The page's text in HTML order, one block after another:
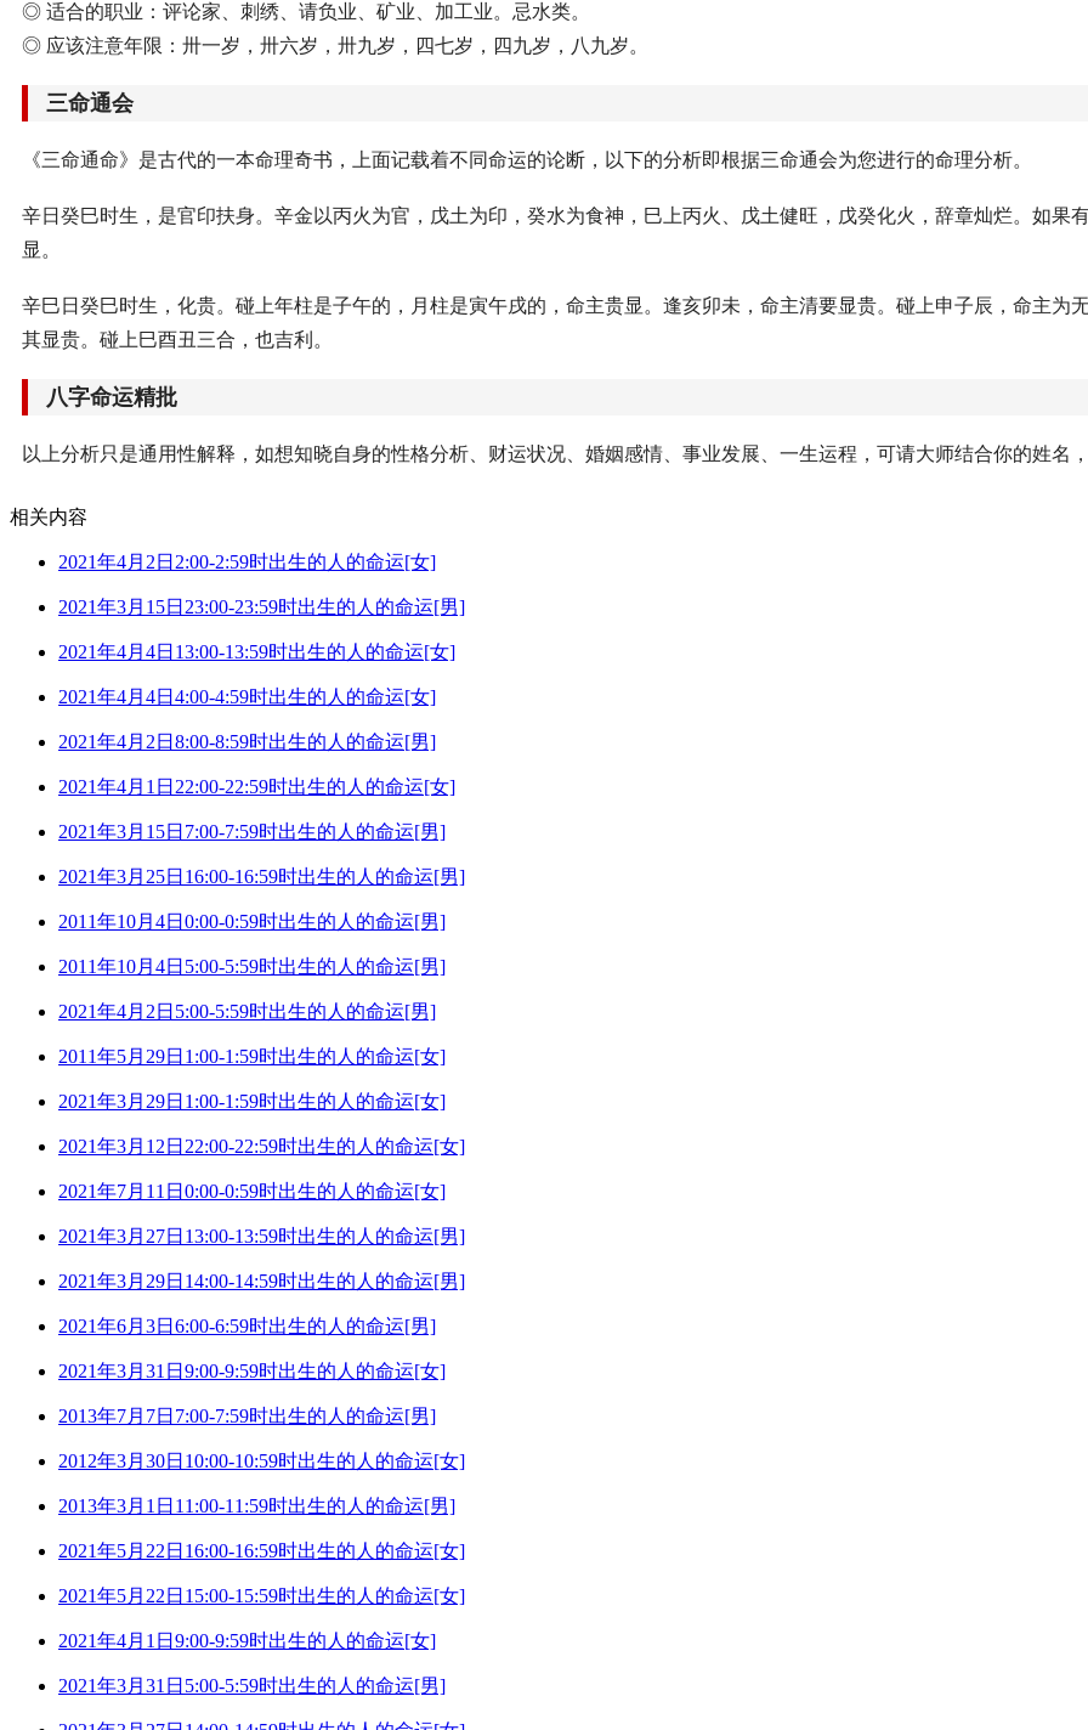
◎ 适合的职业：评论家、刺绣、请负业、矿业、加工业。忌水类。
◎ 应该注意年限：卅一岁，卅六岁，卅九岁，四七岁，四九岁，八九岁。
三命通会
《三命通命》是古代的一本命理奇书，上面记载着不同命运的论断，以下的分析即根据三命通会为您进行的命理分析。
辛日癸巳时生，是官印扶身。辛金以丙火为官，戊土为印，癸水为食神，巳上丙火、戊土健旺，戊癸化火，辞章灿烂。如果
显。
辛巳日癸巳时生，化贵。碰上年柱是子午的，月柱是寅午戌的，命主贵显。逢亥卯未，命主清要显贵。碰上申子辰，命主为
其显贵。碰上巳酉丑三合，也吉利。
八字命运精批
以上分析只是通用性解释，如想知晓自身的性格分析、财运状况、婚姻感情、事业发展、一生运程，可请大师结合你的姓名
相关内容
2021年4月2日2:00-2:59时出生的人的命运[女]
2021年3月15日23:00-23:59时出生的人的命运[男]
2021年4月4日13:00-13:59时出生的人的命运[女]
2021年4月4日4:00-4:59时出生的人的命运[女]
2021年4月2日8:00-8:59时出生的人的命运[男]
2021年4月1日22:00-22:59时出生的人的命运[女]
2021年3月15日7:00-7:59时出生的人的命运[男]
2021年3月25日16:00-16:59时出生的人的命运[男]
2011年10月4日0:00-0:59时出生的人的命运[男]
2011年10月4日5:00-5:59时出生的人的命运[男]
2021年4月2日5:00-5:59时出生的人的命运[男]
2011年5月29日1:00-1:59时出生的人的命运[女]
2021年3月29日1:00-1:59时出生的人的命运[女]
2021年3月12日22:00-22:59时出生的人的命运[女]
2021年7月11日0:00-0:59时出生的人的命运[女]
2021年3月27日13:00-13:59时出生的人的命运[男]
2021年3月29日14:00-14:59时出生的人的命运[男]
2021年6月3日6:00-6:59时出生的人的命运[男]
2021年3月31日9:00-9:59时出生的人的命运[女]
2013年7月7日7:00-7:59时出生的人的命运[男]
2012年3月30日10:00-10:59时出生的人的命运[女]
2013年3月1日11:00-11:59时出生的人的命运[男]
2021年5月22日16:00-16:59时出生的人的命运[女]
2021年5月22日15:00-15:59时出生的人的命运[女]
2021年4月1日9:00-9:59时出生的人的命运[女]
2021年3月31日5:00-5:59时出生的人的命运[男]